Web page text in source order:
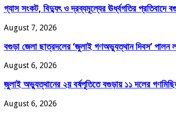
গ্যাস সংকট, বিদ্যুৎ ও দ্রব্যমূল্যের ঊর্ধ্বগতির প্রতিবাদে
August 7, 2026
বগুড়া জেলা ছাত্রদলের ‘জুলাই গণঅভ্যুত্থান দিবস’ পালন
August 6, 2026
জুলাই অভ্যুত্থানের ২য় বর্ষপূতিতে বগুড়ায় ১১ দলের
August 6, 2026